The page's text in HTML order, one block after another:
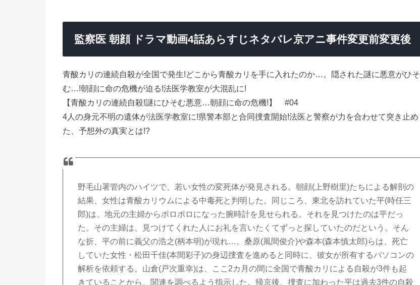
監察医 朝顔 ドラマ動画4話あらすじネタバレ京アニ事件変更前変更後
青酸カリの連続自殺が全国で発生!どこから青酸カリを手に入れたのか…。隠された謎に悪意がひそ
む…!朝顔に命の危機が迫る!法医学教室が大混乱に!
【青酸カリの連続自殺!謎にひそむ悪意…朝顔に命の危機!】 #04
4人の身元不明の遺体が法医学教室に!県警本部と合同捜査開始!法医と警察が力を合わせて突き止め
た、予想外の真実とは!?
野毛山署管内のハイツで、若い女性の変死体が発見される。朝顔(上野樹里)たちによる解剖の
結果、女性は青酸カリウムによる中毒死と判明した。同じころ、東北を訪れていた平(時任三
郎)は、地元の主婦からボロボロになった腕時計を見せられる。それを見つけたのは平だっ
た。その主婦は、見つけてくれた人にお礼を言いたくてずっと探していたのだという。そん
な折、平の前に義父の浩之(柄本明)が現れ…。桑原(風間俊介)や森本(森本慎太郎)らは、死亡
していた女性・松田千佳(本間彩子)の身辺捜査を進めると同時に、彼女が所有するパソコンの
解析を依頼する。山倉(戸次重幸)は、ここ2カ月の間に全国で青酸カリによる自殺が3件も起
きていることから、関連を調べるよう指示した。帰京後、捜査に加わった平は過去3件の自殺